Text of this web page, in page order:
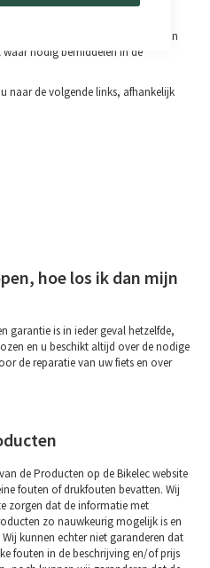
de garantievoorwaarden van
waar nodig bemiddelen in de
naar de volgende links, afhankelijk
hoe los ik dan mijn
garantie is in ieder geval hetzelfde,
en u beschikt altijd over de nodige
de reparatie van uw fiets en over
de Producten op de Bikelec website
fouten of drukfouten bevatten. Wij
zorgen dat de informatie met
zo nauwkeurig mogelijk is en
kunnen echter niet garanderen dat
fouten in de beschrijving en/of prijs